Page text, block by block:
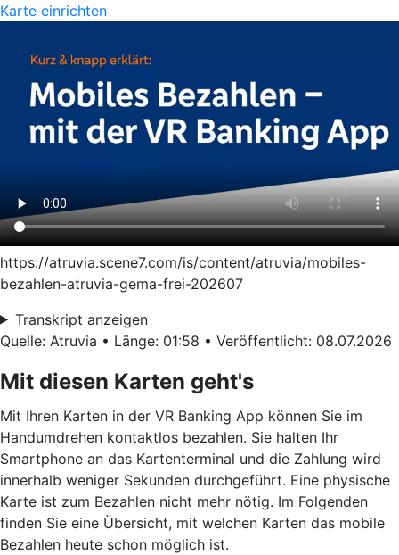
Karte einrichten
https://atruvia.scene7.com/is/content/atruvia/mobiles-
bezahlen-atruvia-gema-frei-202607
Transkript anzeigen
Quelle: Atruvia • Länge: 01:58 • Veröffentlicht: 08.07.2026
Mit diesen Karten geht's
Mit Ihren Karten in der VR Banking App können Sie im
Handumdrehen kontaktlos bezahlen. Sie halten Ihr
Smartphone an das Kartenterminal und die Zahlung wird
innerhalb weniger Sekunden durchgeführt. Eine physische
Karte ist zum Bezahlen nicht mehr nötig. Im Folgenden
finden Sie eine Übersicht, mit welchen Karten das mobile
Bezahlen heute schon möglich ist.